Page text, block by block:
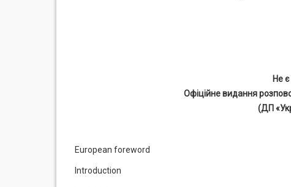
Не
Офіційне видання
(ДП
European foreword
Introduction